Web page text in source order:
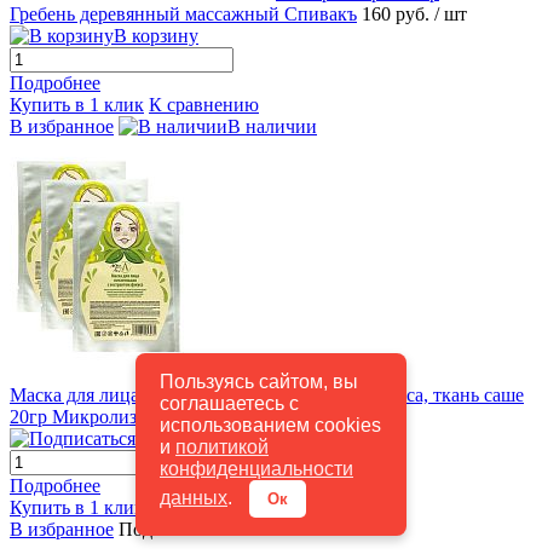
Пользуясь сайтом, вы
соглашаетесь с
использованием cookies
и политикой
конфиденциальности
данных. Ок
Гребень деревянный массажный Спивакъ 160 руб. / шт
В корзину
Подробнее
Купить в 1 клик К сравнению
В избранное
В наличии
Быстрый просмотр
Маска для лица Питательная с экстрактом фукуса, ткань саше
20гр Микролиз
155 руб./ шт
Подписаться
Подробнее
Купить в 1 клик
К сравнению
В избранное Под заказ